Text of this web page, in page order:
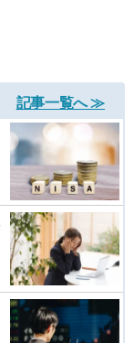
記事一覧へ ≫